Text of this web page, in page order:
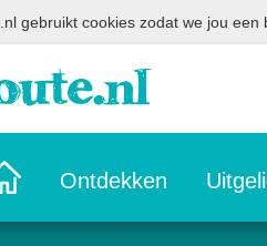
gebruikt cookies zodat we jou
Ontdekken